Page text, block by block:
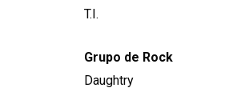
T.I.
Grupo de Rock
Daughtry